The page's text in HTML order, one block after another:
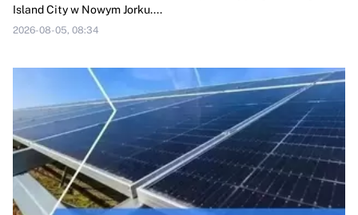
Island City w Nowym Jorku....
2026-08-05, 08:34